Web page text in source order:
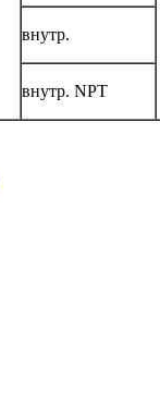
внутр.
внутр. NPT